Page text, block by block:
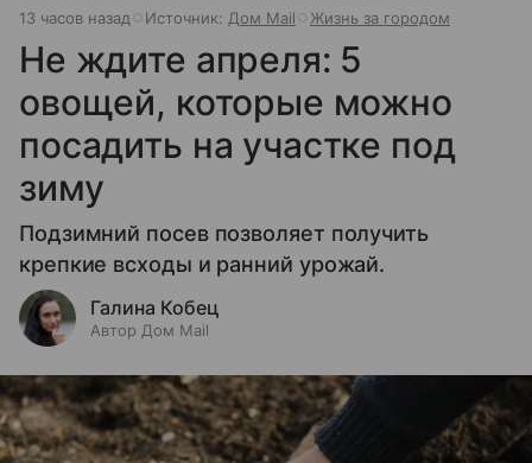
13 часов назад Источник: Дом Mail Жизнь за городом
Не ждите апреля: 5
овощей, которые можно
посадить на участке под
зиму
Подзимний посев позволяет получить
крепкие всходы и ранний урожай.
Галина Кобец
Автор Дом Mail